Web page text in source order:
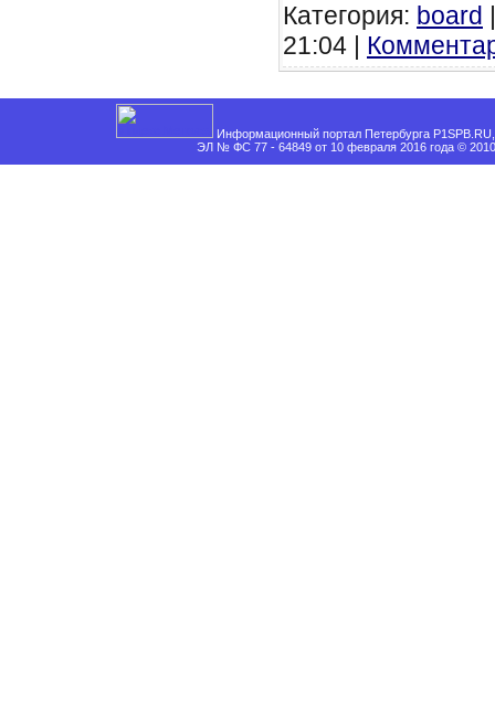
Категория: board
21:04 |
Информационный портал Петербурга
ЭЛ № ФС 77 - 64849 от 10 февраля 2016 года ©